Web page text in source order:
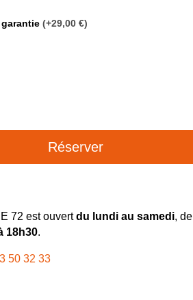
(+29,00 €)
Réserver
72 est ouvertdu lundi au samedi, de
18h30.
50 32 33